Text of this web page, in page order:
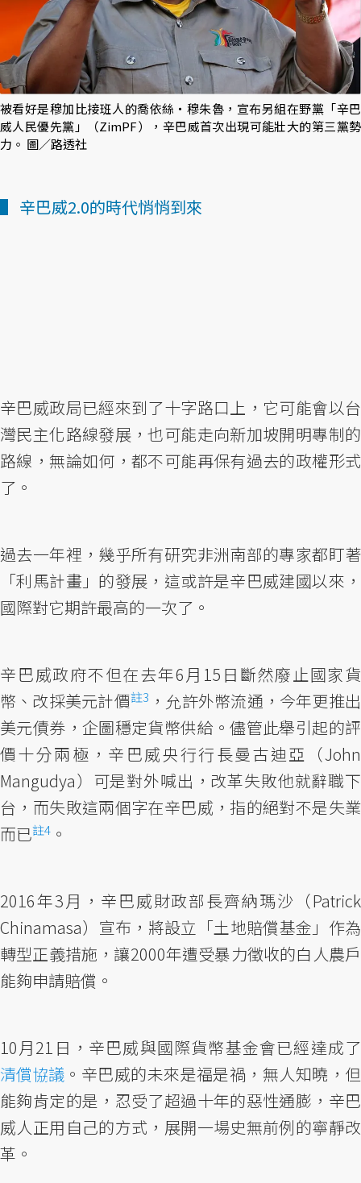
被看好是穆加比接班人的喬依絲‧穆朱魯，宣布另組在野黨「辛巴
威人民優先黨」（ZimPF），辛巴威首次出現可能壯大的第三黨勢
力。 圖／路透社
▌ 辛巴威2.0的時代悄悄到來
辛巴威政局已經來到了十字路口上，它可能會以台
灣民主化路線發展，也可能走向新加坡開明專制的
路線，無論如何，都不可能再保有過去的政權形式
了。
過去一年裡，幾乎所有研究非洲南部的專家都盯著
「利馬計畫」的發展，這或許是辛巴威建國以來，
國際對它期許最高的一次了。
辛巴威政府不但在去年6月15日斷然廢止國家貨
幣、改採美元計價註3 ，允許外幣流通，今年更推出
美元債券，企圖穩定貨幣供給。儘管此舉引起的評
價十分兩極，辛巴威央行行長曼古迪亞（John
Mangudya）可是對外喊出，改革失敗他就辭職下
台，而失敗這兩個字在辛巴威，指的絕對不是失業
而已註4 。
2016年3月，辛巴威財政部長齊納瑪沙（Patrick
Chinamasa）宣布，將設立「土地賠償基金」作為
轉型正義措施，讓2000年遭受暴力徵收的白人農戶
能夠申請賠償。
10月21日，辛巴威與國際貨幣基金會已經達成了
清償協議 。辛巴威的未來是福是禍，無人知曉，但
能夠肯定的是，忍受了超過十年的惡性通膨，辛巴
威人正用自己的方式，展開一場史無前例的寧靜改
革。